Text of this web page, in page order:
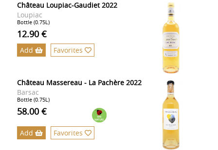
Château Loupiac-Gaudiet 2022
Loupiac
Bottle (0.75L)
12.90 €
Add Favorites
Château Massereau - La Pachère 2022
Barsac
Bottle (0.75L)
58.00 €
Add Favorites